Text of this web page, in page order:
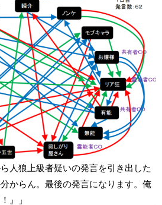
人狼上級者疑いの発言を引き出した
からん。最後の発言になります。俺
』」